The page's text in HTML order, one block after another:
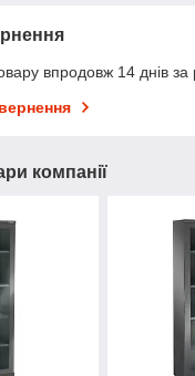
впродовж 14 днів за
компанії